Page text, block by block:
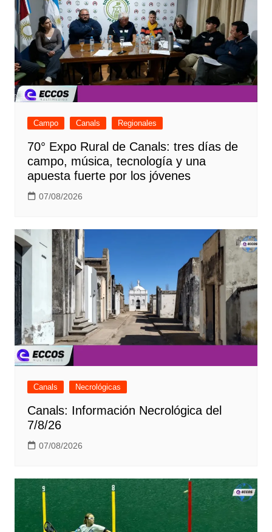
Campo Canals Regionales
70° Expo Rural de Canals: tres días de
campo, música, tecnología y una
apuesta fuerte por los jóvenes
07/08/2026
Canals Necrológicas
Canals: Información Necrológica del
7/8/26
07/08/2026